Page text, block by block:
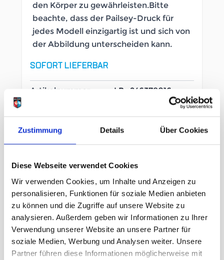
Zustimmung Details Über Cookies
Diese Webseite verwendet Cookies
Wir verwenden Cookies, um Inhalte und Anzeigen zu
personalisieren, Funktionen für soziale Medien anbieten
zu können und die Zugriffe auf unsere Website zu
analysieren. Außerdem geben wir Informationen zu Ihrer
Verwendung unserer Website an unsere Partner für
soziale Medien, Werbung und Analysen weiter. Unsere
Partner führen diese Informationen möglicherweise mit
den Körper zu gewährleisten.Bitte
beachte, dass der Pailsey-Druck für
jedes Modell einzigartig ist und sich von
der Abbildung unterscheiden kann.
SOFORT LIEFERBAR
Artikelnummer LB_246378016
Größe
M
UVP 138,95 €
unser Preis ab:83,37 € -40 %
Menge